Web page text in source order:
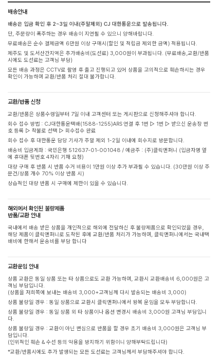
배송안내
배송은 입금 확인 후 2~3일 이내(주말제외) CJ 대한통운으로 발송됩니다.
단, 주문량이 폭주하는 경우 배송이 지연될 수 있으니 양해바랍니다.
무료배송은 순수 결제금액 6만원 이상 구매시(할인 및 적립금 제외한 금액) 적용됩니다.
제주도 및 도서산간지역은 추가배송비(도선료) 3,000원이 부과됩니다. (무료배송,교환/반품
시에도 도선료는 고객님 부담)
모든 배송 과정은 CCTV로 촬영 후 출고 진행되고 있어 상품을 고의적으로 훼손하시는 경우
확인이 가능하며 교환/반품 처리 절대 불가합니다.
교환/반품 신청
교환/반품은 상품수령일부터 7일 이내 고객센터 또는 게시판으로 신청해주셔야 합니다.
회수 접수 방법 : CJ대한통운택배(1588-1255)ARS 연결 후 1번 ▷ 1번 ▷ 받으신 운송장 번
호 등록 ▷ 착불로 선택 ▷ 회수접수 완료
회수 접수 후 대한통운 담당 기사가 주말 제외 1-2일 이내에 회수지로 방문합니다.
배송비 입금계좌 : 국민은행 512637-01-001048 / 예금주 : (주)클릭앤퍼니 (입금자명 옆
에 휴대폰 뒷번호 4자리 기재 요청)
대량 구매 후 반품 시 반품 수거 비용이 1만원 이상 추가 부과될 수 있습니다. (30만원 이상 주
문건/상품 개수 70% 이상 반품 시)
상습적인 대량 반품 시 구매에 제한이 있을 수 있습니다.
해외에서 확인된 불량제품
반품/교환 안내
국내에서 배송 받은 상품을 개인적으로 해외에 전달하신 후 불량제품으로 확인되었을 경우,
해당 제품이 클릭앤퍼니로 도착된 후에 교환/반품 처리가 가능하며, 클릭앤퍼니에서는 국내택
배비에 한해서 운송비를 부담 합니다
교환운임 안내
상품 교환은 동일 상품 또는 타 상품으로도 교환 가능하며, 교환시 교환배송비 6,000원은 고
객님 부담입니다.
(상품을 저희쪽에 보내는 배송비 3,000+고객님께 다시 발송되는 배송비 3,000)
상품 불량일 경우 : 동일 상품으로 교환시 클릭앤퍼니에서 왕복 운임을 모두 부담합니다.
상품 불량일 경우 : 동일 상품 외 타 상품이나 옵션 변경시 배송비 3,000원 고객님 부담입니
다.
상품 불량일 경우 : 교환이 아닌 변심으로 반품을 할 경우 초기 배송비 3,000원은 고객님 부
담입니다.
(인위적인 훼손 & 수선 등의 악용을 방지하기 위함이니 양해부탁드립니다)
*교환/반품시에도 추가 발생되는 모든 도선료는 고객님께서 부담해주셔야 합니다.